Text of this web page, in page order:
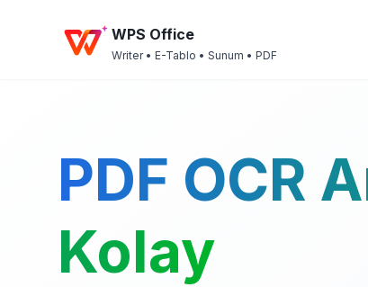
WPS Office
Writer • E-Tablo • Sunum • PDF
PDF OCR
Kolay